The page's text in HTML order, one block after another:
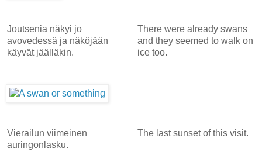
Joutsenia näkyi jo
avovedessä ja näköjään
käyvät jäälläkin.
There were already swans
and they seemed to walk on
ice too.
Vierailun viimeinen
auringonlasku.
The last sunset of this visit.